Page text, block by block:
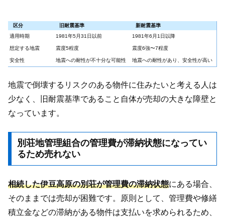
区分 旧耐震基準
新耐震基準
適用時期
1981年5月31日以前 1981年6月1日以降
想定する地震 震度5程度 震度6強〜7程度
安全性 地震への耐性が不十分な可能性 地震への耐性があり、安全性が高い
地震で倒壊するリスクのある物件に住みたいと考える人は
少なく、旧耐震基準であること自体が売却の大きな障壁と
なっています。
別荘地管理組合の管理費が滞納状態になってい
るため売れない
相続した伊豆高原の別荘が管理費の滞納状態にある場合、
そのままでは売却が困難です。原則として、管理費や修繕
積立金などの滞納がある物件は支払いを求められるため、